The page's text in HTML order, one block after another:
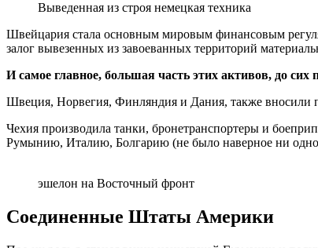
Выведенная из строя немецкая техника
Швейцария стала основным мировым финансовым
залог вывезенных из завоеванных территорий
И самое главное, большая часть этих активов, до
Швеция, Норвегия, Финляндия и Дания, также
Чехия производила танки, бронетранспортеры и
Румынию, Италию, Болгарию (не было наверное ни
эшелон на Восточный фронт
Соединенные Штаты Америки